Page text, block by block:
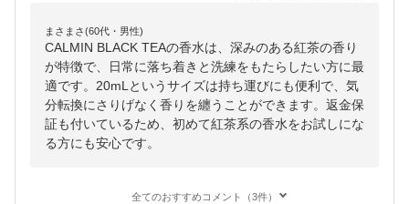
まさまさ(60代・男性)
CALMIN BLACK TEAの香水は、深みのある紅茶の香り
が特徴で、日常に落ち着きと洗練をもたらしたい方に最
適です。20mLというサイズは持ち運びにも便利で、気
分転換にさりげなく香りを纏うことができます。返金保
証も付いているため、初めて紅茶系の香水をお試しにな
る方にも安心です。
全てのおすすめコメント（3件）